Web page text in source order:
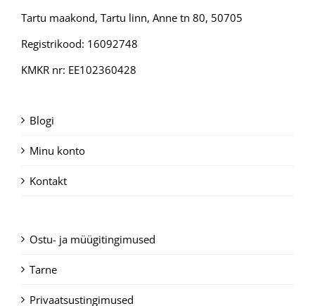
Tartu maakond, Tartu linn, Anne tn 80, 50705
Registrikood: 16092748
KMKR nr: EE102360428
Blogi
Minu konto
Kontakt
Ostu- ja müügitingimused
Tarne
Privaatsustingimused